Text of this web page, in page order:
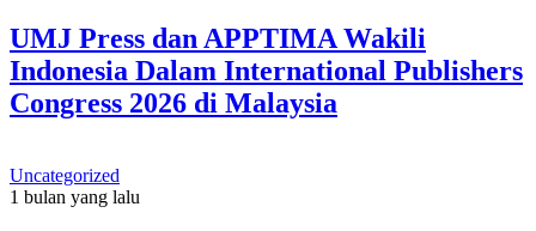
UMJ Press dan APPTIMA Wakili
Indonesia Dalam International Publishers
Congress 2026 di Malaysia
Uncategorized
1 bulan yang lalu